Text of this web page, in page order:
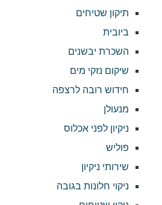
תיקון שטיחים
ביובית
השכרת יבשנים
שיקום נזקי מים
חידוש רובה לרצפה
מנעולן
ניקיון לפני אכלוס
פוליש
שירותי ניקיון
ניקוי חלונות בגובה